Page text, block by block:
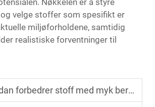
velge stoffer som spesifikt er
miljøforholdene, samtidig
realistiske forventninger til
stoff med myk berøring komforten ved direkte hudkontakt i fritidsbekledning?